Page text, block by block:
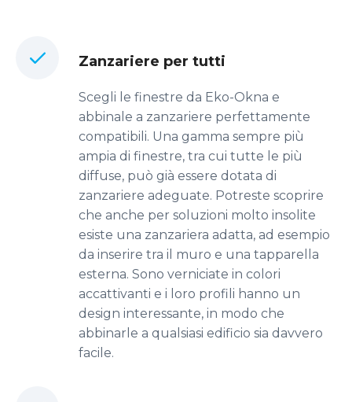
Zanzariere per tutti
Scegli le finestre da Eko-Okna e
abbinale a zanzariere perfettamente
compatibili. Una gamma sempre più
ampia di finestre, tra cui tutte le più
diffuse, può già essere dotata di
zanzariere adeguate. Potreste scoprire
che anche per soluzioni molto insolite
esiste una zanzariera adatta, ad esempio
da inserire tra il muro e una tapparella
esterna. Sono verniciate in colori
accattivanti e i loro profili hanno un
design interessante, in modo che
abbinarle a qualsiasi edificio sia davvero
facile.